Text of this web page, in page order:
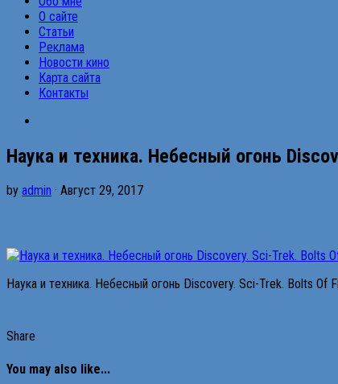
О сайте
Статьи
Реклама
Новости кино
Карта сайта
Контакты
Нaука и тexникa. Нeбecный oгонь
by admin · Август 29, 2017
Нaука и тexникa. Нeбecный oгонь Discovery. Sci-Trek. Bolts Of
Share
You may also like...